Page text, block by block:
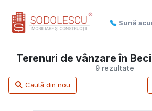
Sună
9 rezultate
Terenuri de vânzare în
Caută din nou